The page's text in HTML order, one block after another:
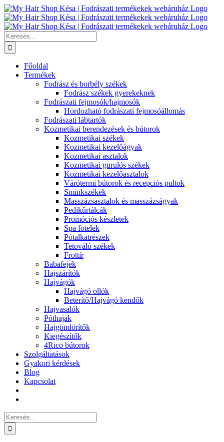
Kihagyás
Keresés...
Főoldal
Termékek
Fodrász és borbély székek
Fodrász székek gyerekeknek
Fodrászati fejmosók/hajmosók
Hordozható fodrászati fejmosóállomás
Fodrászati lábtartók
Kozmetikai berendezések és bútorok
Kozmetikai székek
Kozmetikai kezelőágyak
Kozmetikai asztalok
Kozmetikai gurulós székek
Kozmetikai kezelőasztalok
Várótermi bútorok és recepciós pultok
Sminkszékek
Masszázsasztalok és masszázságyak
Pedikűrtálcák
Promóciós készletek
Spa fotelek
Pótalkatrészek
Tetováló székek
Frottír
Babafejek
Hajszárítók
Hajvágók
Hajvágó ollók
Beterítő/Hajvágó kendők
Hajvasalók
Póthajak
Hajgöndörítők
Kiegészítők
4Rico bútorok
Szolgáltatások
Gyakori kérdések
Blog
Kapcsolat
Keresés...